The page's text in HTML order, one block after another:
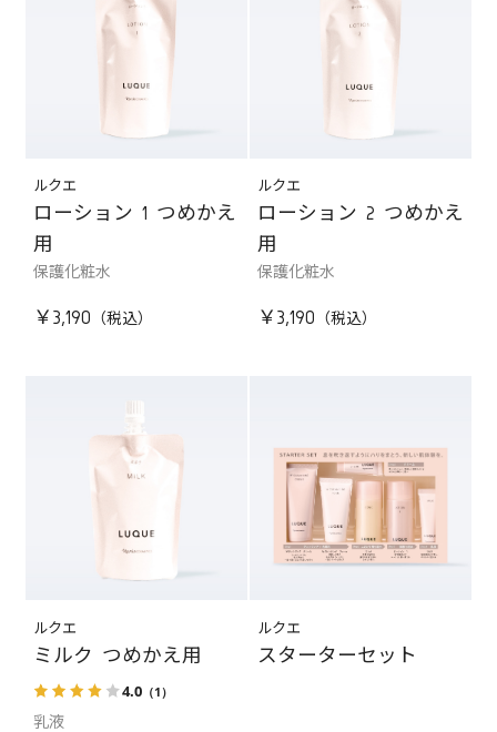
ルクエ
ローション 1 つめかえ
用
保護化粧水
￥3,190
ルクエ
ローション 2 つめかえ
用
保護化粧水
￥3,190
ルクエ
ミルク つめかえ用
4.0 （1）
乳液
ルクエ
スターターセット